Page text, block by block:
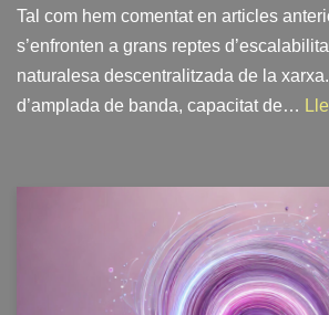
Tal com hem comentat en articles
s’enfronten a grans reptes
naturalesa descentralitzada de la
d’amplada de banda, capacitat de…